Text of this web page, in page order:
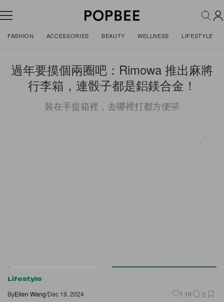
FASHION ACCESSORIES BEAUTY WELLNESS LIFESTYLE
過年要摸個兩圈吧：Rimowa 推出麻將
行李箱，連骰子都是鋁鎂合金！
裝在手提箱裡，去哪裡打都方便🤣
Lifestyle
ByEllen Wang/Dec 19, 2024 1.1K 0